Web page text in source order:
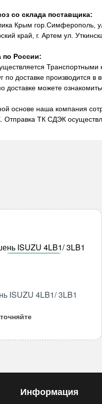
со склада поставщика:
Крым гор.Симферополь,
край, г. Артем ул.
по России:
Транспортными
по доставке производится
доставке можете
основе наша компания
ТК СДЭК
товара
3LB1
ISUZU 4LB1/ 3LB1
Информация